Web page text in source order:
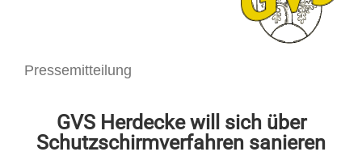
Pressemitteilung
GVS Herdecke will sich über
Schutzschirmverfahren sanieren